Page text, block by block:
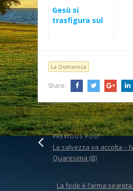
Gesù si
trasfigura sul
La Domenica
Share:
PREVIOUS POST
La salvezza va accolta –
Quaresima (B)
La fede è l’arma